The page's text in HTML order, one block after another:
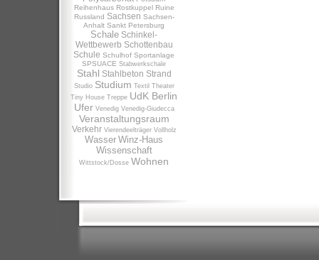
Reihenhaus Rostkuppel Ruine
Russland Sachsen Sachsen-
Anhalt Sankt Petersburg
Schale Schinkel-
Wettbewerb Schottenbau
Schule Schulhof Sportanlage
SPSUACE Stabwerkschale
Stahl Stahlbeton Strand
Studio Studium Textil Theater
Tiny House Treppe UdK Berlin
Ufer Venedig Venedig-Giudecca
Veranstaltungsraum
Verkehr Vierendeelträger Vollholz
Wasser Winz-Haus
Wissenschaft
Wittstock/Dosse Wohnen